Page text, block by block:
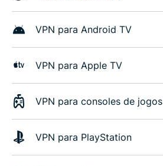
VPN para Android TV
VPN para Apple TV
VPN para consoles de jogos
VPN para PlayStation